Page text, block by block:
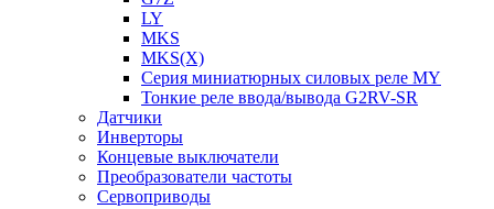
LY
MKS
MKS(X)
Серия миниатюрных силовых реле MY
Тонкие реле ввода/вывода G2RV-SR
Датчики
Инверторы
Концевые выключатели
Преобразователи частоты
Сервоприводы